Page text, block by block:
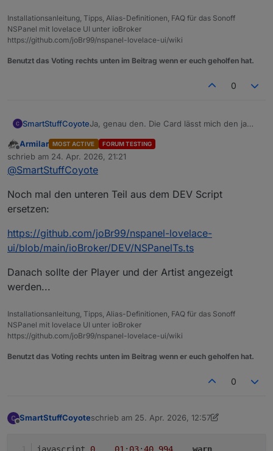
Installationsanleitung, Tipps, Alias-Definitionen, FAQ für das Sonoff
NSPanel mit lovelace UI unter ioBroker
https://github.com/joBr99/nspanel-lovelace-ui/wiki
Benutzt das Voting rechts unten im Beitrag wenn er euch geholfen hat.
0
SmartStuffCoyoteJa, genau den. Die Card lässt mich den ja
nirgendwo. Ich würd aber gern wissen, ob
ich Bad oder Esszimmer steuere. :)
Offline
Armilar MOST ACTIVE FORUM TESTING
schrieb am 24. Apr. 2026, 21:21
zuletzt editiert von
@SmartStuffCoyote
Noch mal den unteren Teil aus dem DEV Script
ersetzen:
https://github.com/joBr99/nspanel-lovelace-
ui/blob/main/ioBroker/DEV/NSPanelTs.ts
Danach sollte der Player und der Artist angezeigt
werden...
Installationsanleitung, Tipps, Alias-Definitionen, FAQ für das Sonoff
NSPanel mit lovelace UI unter ioBroker
https://github.com/joBr99/nspanel-lovelace-ui/wiki
Benutzt das Voting rechts unten im Beitrag wenn er euch geholfen hat.
0
SmartStuffCoyoteschrieb am 25. Apr. 2026, 12:57
zuletzt editiert von SmartStuffCoyote
javascript. 0 01 : 03:40.994 warn